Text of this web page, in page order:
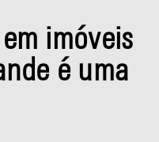
imóveis
é uma